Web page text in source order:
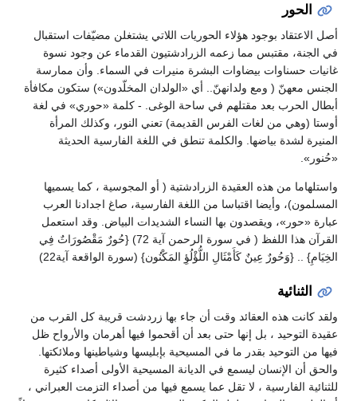
الحور
أصل الاعتقاد بوجود هؤلاء الحوريات اللاتي يشتغلن مضيّفات استقبال
في الجنة، مقتبس مما زعمه الزرادشتيون القدماء عن وجود نسوة
غانيات حسناوات بيضاوات البشرة منيرات في السماء. وأن ممارسة
الجنس معهنّ ( ومع ولدانهنّ.. أي «الولدان المخلّدون») ستكون مكافأة
أبطال الحرب بعد مقتلهم في ساحة الوغى. - كلمة «حوري» في لغة
أوستا (وهي من لغات الفرس القديمة) تعني النور، وكذلك المرأة
المنيرة لشدة بياضها. والكلمة تنطق في اللغة الفارسية الحديثة
«حُنور».
واستلهاما من هذه العقيدة الزرادشتية ( أو المجوسية ، كما يسميها
المسلمون)، وأيضا اقتباسا من اللغة الفارسية، صاغ اجدادنا العرب
عبارة «حور»، ويقصدون بها النساء الشديدات البياض. وقد استعمل
القرآن هذا اللفظ ( في سورة الرحمن آية 72) {حُورٌ مَقْصُورَاتٌ فِي
الخِيَامِ} .. {وَحُورٌ عِينٌ كَأَمْثَالِ اللُّؤْلُؤِ المَكْنُون} (سورة الواقعة آية22)
الثنائية
ولقد كانت هذه العقائد وقت أن جاء بها زردشت قريبة كل القرب من
عقيدة التوحيد ، بل إنها حتى بعد أن أقحموا فيها أهرمان والأرواح ظل
فيها من التوحيد بقدر ما في المسيحية بإبليسها وشياطينها وملائكتها.
والحق أن الإنسان ليسمع في الديانة المسيحية الأولى أصداء كثيرة
للثنائية الفارسية ، لا تقل عما يسمع فيها من أصداء التزمت العبراني ،